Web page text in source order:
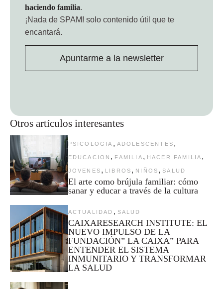
Otros artículos interesantes
PSICOLOGIA , ADOLESCENTES ,
EDUCACION , FAMILIA , HACER FAMILIA ,
JOVENES , LIBROS , NIÑOS , SALUD
El arte como brújula familiar: cómo
sanar y educar a través de la cultura
ACTUALIDAD , SALUD
CAIXARESEARCH INSTITUTE: EL
NUEVO IMPULSO DE LA
FUNDACIÓN” LA CAIXA” PARA
ENTENDER EL SISTEMA
INMUNITARIO Y TRANSFORMAR
LA SALUD
haciendo familia.
¡Nada de SPAM! solo contenido útil que te
encantará.
Apuntarme a la newsletter